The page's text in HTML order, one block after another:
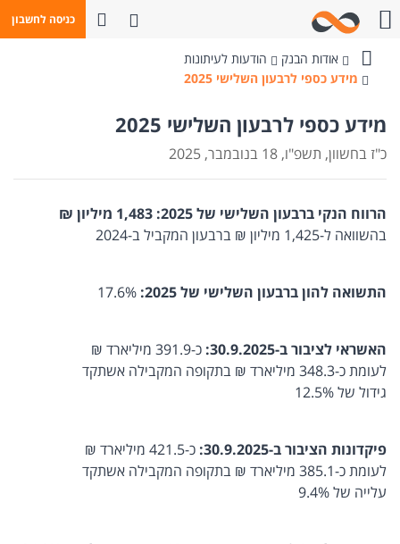
כניסה לחשבון
פתח חיפושחייגו אלינו
בנק
אודות הבנק
הודעות לעיתונות
מידע כספי לרבעון השלישי 2025
מידע כספי לרבעון השלישי 2025
כ"ז בחשוון, תשפ"ו, 18 בנובמבר, 2025
הרווח הנקי ברבעון השלישי של 2025: 1,483 מיליון ₪
בהשוואה ל-1,425 מיליון ₪ ברבעון המקביל ב-2024
התשואה להון ברבעון השלישי של 2025: 17.6%
האשראי לציבור ב-30.9.2025:
כ-391.9 מיליארד ₪
לעומת כ-348.3 מיליארד ₪ בתקופה המקבילה אשתקד
גידול של 12.5%
פיקדונות הציבור ב-30.9.2025:
כ-421.5 מיליארד ₪
לעומת כ-385.1 מיליארד ₪ בתקופה המקבילה אשתקד
עלייה של 9.4%